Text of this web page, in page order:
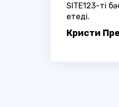
SITE123-ті
етеді.
Кристи